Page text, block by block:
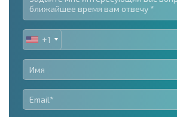
UNITED
STATES
+1
+1